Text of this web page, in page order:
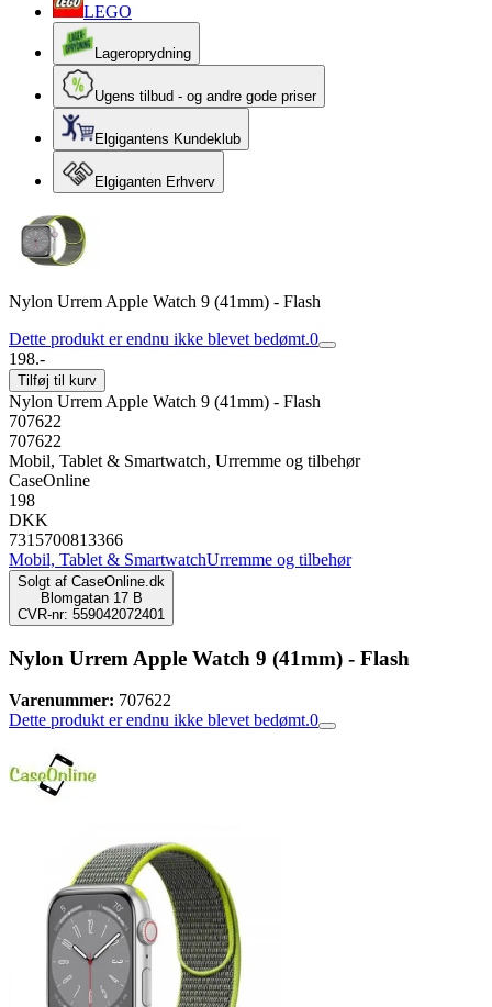
LEGO
Lageroprydning
Ugens tilbud - og andre gode priser
Elgigantens Kundeklub
Elgiganten Erhverv
Nylon Urrem Apple Watch 9 (41mm) - Flash
Dette produkt er endnu ikke blevet bedømt.0
198.-
Tilføj til kurv
Nylon Urrem Apple Watch 9 (41mm) - Flash
707622
707622
Mobil, Tablet & Smartwatch, Urremme og tilbehør
CaseOnline
198
DKK
7315700813366
Mobil, Tablet & SmartwatchUrremme og tilbehør
Solgt af CaseOnline.dk
Blomgatan 17 B
CVR-nr: 559042072401
Nylon Urrem Apple Watch 9 (41mm) - Flash
Varenummer: 707622
Dette produkt er endnu ikke blevet bedømt.0